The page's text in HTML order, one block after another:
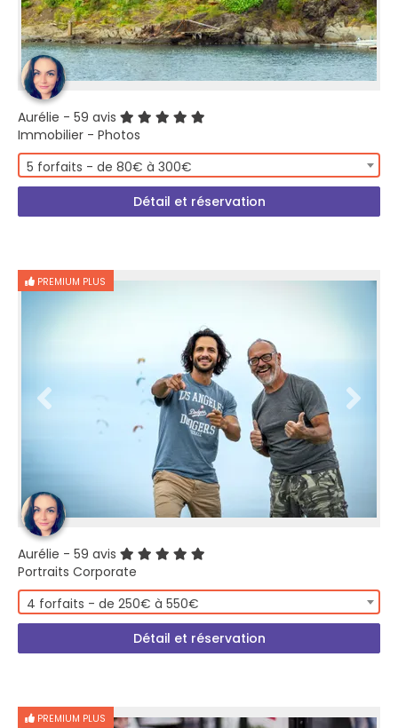
Aurélie - 59 avis
Immobilier - Photos
5 forfaits - de 80€ à 300€
Détail et réservation
PREMIUM PLUS
Aurélie - 59 avis
Portraits Corporate
4 forfaits - de 250€ à 550€
Détail et réservation
PREMIUM PLUS